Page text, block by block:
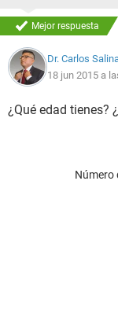
Mejor respuesta
Dr. Carlos
18 jun 2015 a
¿Qué edad tienes?
Número